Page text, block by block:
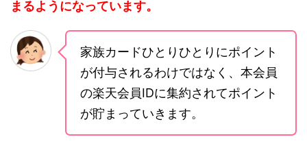
まるようになっています。
家族カードひとりひとりにポイント
が付与されるわけではなく、本会員
の楽天会員IDに集約されてポイント
が貯まっていきます。